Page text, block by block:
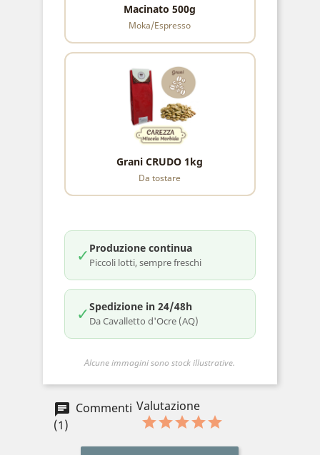
Macinato 500g
Moka/Espresso
Grani CRUDO 1kg
Da tostare
✓ Produzione continua
Piccoli lotti, sempre freschi
✓Spedizione in 24/48h
Da Cavalletto d'Ocre (AQ)
Alcune immagini sono stock illustrative.
Commenti
(1)
Valutazione